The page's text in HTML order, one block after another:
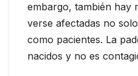
embargo, también hay
verse afectadas no
como pacientes. La
nacidos y no es